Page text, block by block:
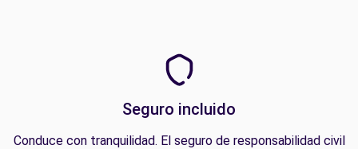
Seguro incluido
Conduce con tranquilidad. El seguro de responsabilidad civil